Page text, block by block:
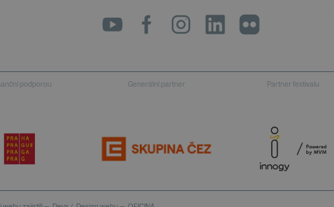
podporou Generální partner Partner festivalu